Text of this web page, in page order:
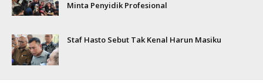
Minta Penyidik Profesional
Staf Hasto Sebut Tak Kenal Harun Masiku